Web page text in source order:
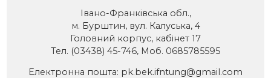
Івано-Франківська обл.,
м. Бурштин, вул. Калуська, 4
Головний корпус, кабінет 17
Тел. (03438) 45-746, Моб. 0685785595
Електронна пошта: pk.bek.ifntung@gmail.com